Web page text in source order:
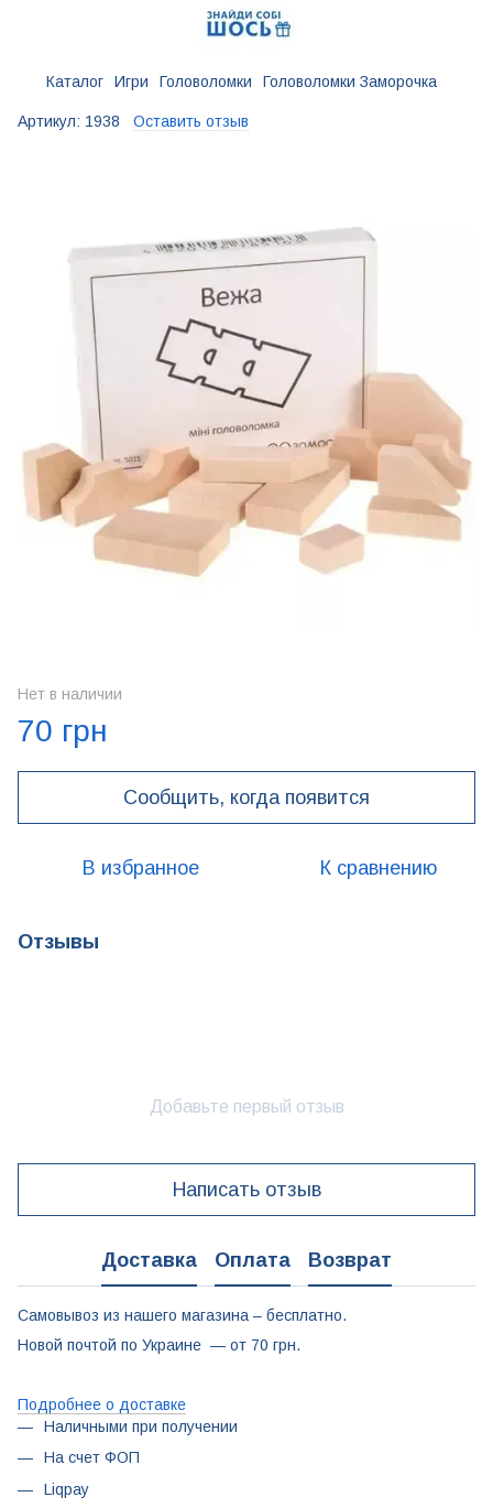
Каталог Игри Головоломки Головоломки Заморочка
Артикул: 1938 Оставить отзыв
Нет в наличии
70 грн
Сообщить, когда появится
В избранное К сравнению
Отзывы
Добавьте первый отзыв
Написать отзыв
Доставка Оплата Возврат
Самовывоз из нашего магазина – бесплатно.
Новой почтой по Украине — от 70 грн.
Подробнее о доставке
Наличными при получении
На счет ФОП
Liqpay